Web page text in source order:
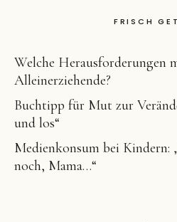
FRISCH
Welche Herausforderungen
Alleinerziehende?
Buchtipp für Mut zur
und los“
Medienkonsum bei
noch, Mama…“